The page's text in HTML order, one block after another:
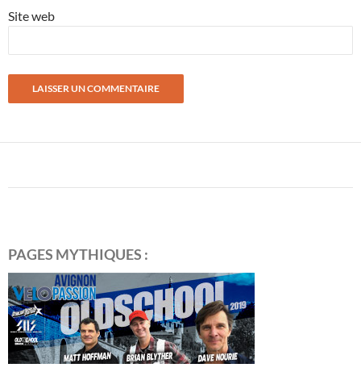
Site web
PAGES MYTHIQUES :